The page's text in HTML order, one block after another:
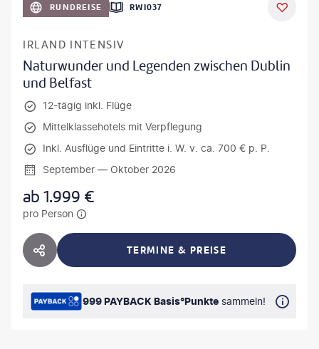
RUNDREISE RWI037
IRLAND INTENSIV
Naturwunder und Legenden zwischen Dublin
und Belfast
12-tägig inkl. Flüge
Mittelklassehotels mit Verpflegung
Inkl. Ausflüge und Eintritte i. W. v. ca. 700 € p. P.
September — Oktober 2026
ab1.999 €
pro Person
HOTEL TEILEN TERMINE & PREISE
999 PAYBACK Basis°Punkte sammeln!